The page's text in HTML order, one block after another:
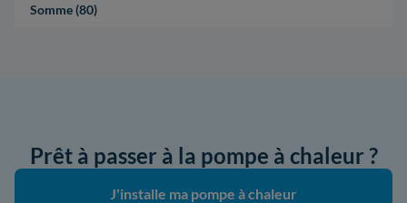
Somme (80)
Prêt à passer à la pompe à chaleur ?
J'installe ma pompe à chaleur